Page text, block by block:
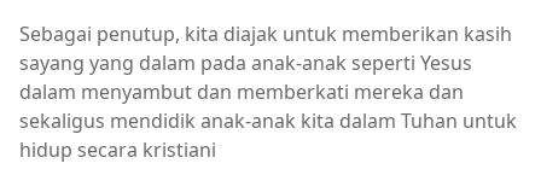
Sebagai penutup, kita diajak untuk memberikan kasih
sayang yang dalam pada anak-anak seperti Yesus
dalam menyambut dan memberkati mereka dan
sekaligus mendidik anak-anak kita dalam Tuhan untuk
hidup secara kristiani